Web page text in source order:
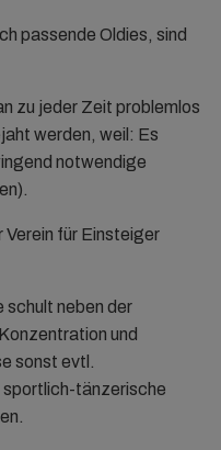
passende Oldies, sind
zu jeder Zeit problemlos
werden, weil: Es
notwendige
für Einsteiger
schult neben der
und
sonst evtl.
tänzerische